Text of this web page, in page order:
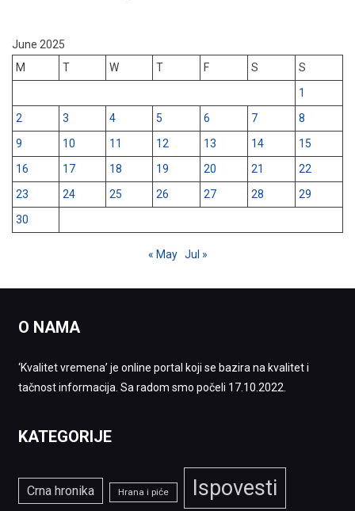
June 2025
M
T W T F S
S
1
2
3 4 5 6 7
8
9
10 11 12 13 14
15
16
17 18 19 20 21
22
23
24 25 26 27 28
29
30
« May Jul »
O NAMA
‘Kvalitet vremena’ je online portal koji se bazira na kvalitet i
tačnost informacija. Sa radom smo počeli 17.10.2022.
KATEGORIJE
Crna hronika Hrana i piće Ispovesti